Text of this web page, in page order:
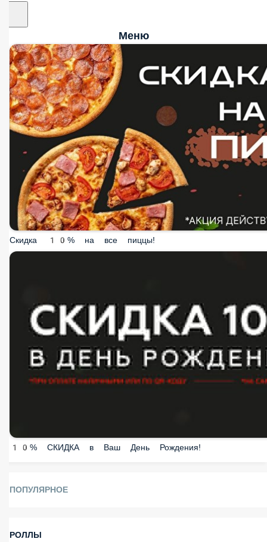
Меню
Скидка 10% на все пиццы!
10% СКИДКА в Ваш День Рождения!
ПОПУЛЯРНОЕ
РОЛЛЫ